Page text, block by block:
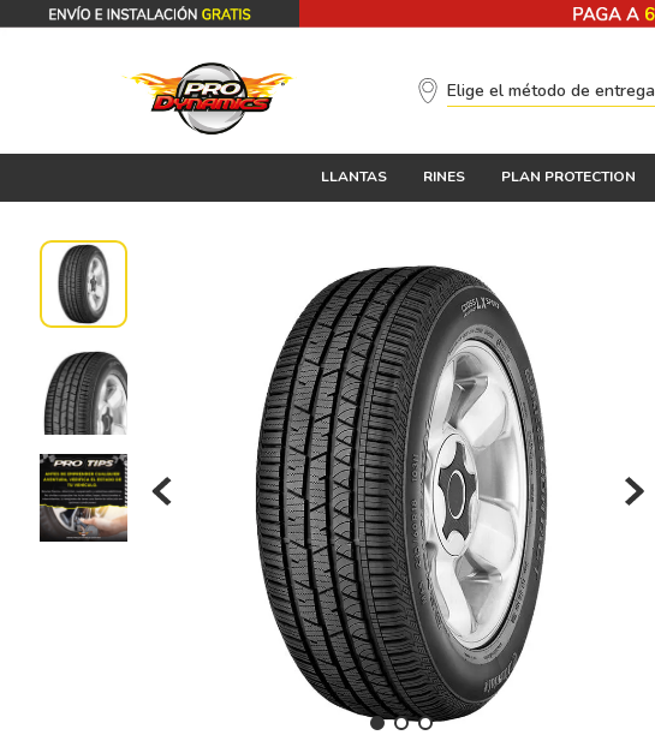
Elige el método de entrega
LLANTAS RINES PLAN PROTECTION